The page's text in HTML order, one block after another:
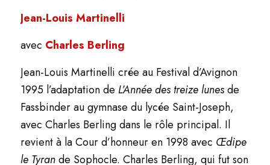
Jean-Louis Martinelli
avec Charles Berling
Jean-Louis Martinelli crée au Festival d’Avignon
1995 l’adaptation de L’Année des treize lunesde
Fassbinder au gymnase du lycée Saint-Joseph,
avec Charles Berling dans le rôle principal. Il
revient à la Cour d’honneur en 1998 avec Œdipe
le Tyrande Sophocle. Charles Berling, qui fut son